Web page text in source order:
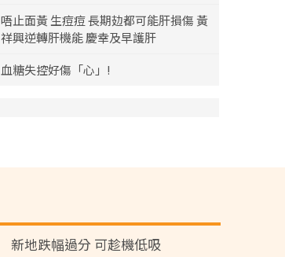
唔止面黃 生痘痘 長期攰都可能肝損傷 黃
祥興逆轉肝機能 慶幸及早護肝
血糖失控好傷「心」!
新地跌幅過分 可趁機低吸